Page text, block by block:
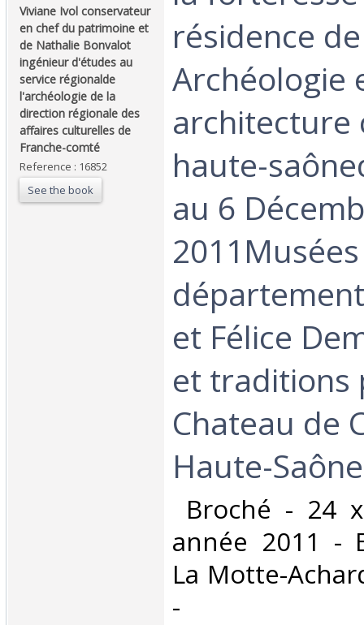
Viviane Ivol conservateur
en chef du patrimoine et
de Nathalie Bonvalot
ingénieur d'études au
service régionalde
l'archéologie de la
direction régionale des
affaires culturelles de
Franche-comté ‎
Reference : 16852
See the book
résidence
Archéologie
architecture
haute-
au 6
2011Musées
et Félice
et traditions
Chateau de
Haute-
Broché - 24
année 2011 -
La Motte-
- ‎